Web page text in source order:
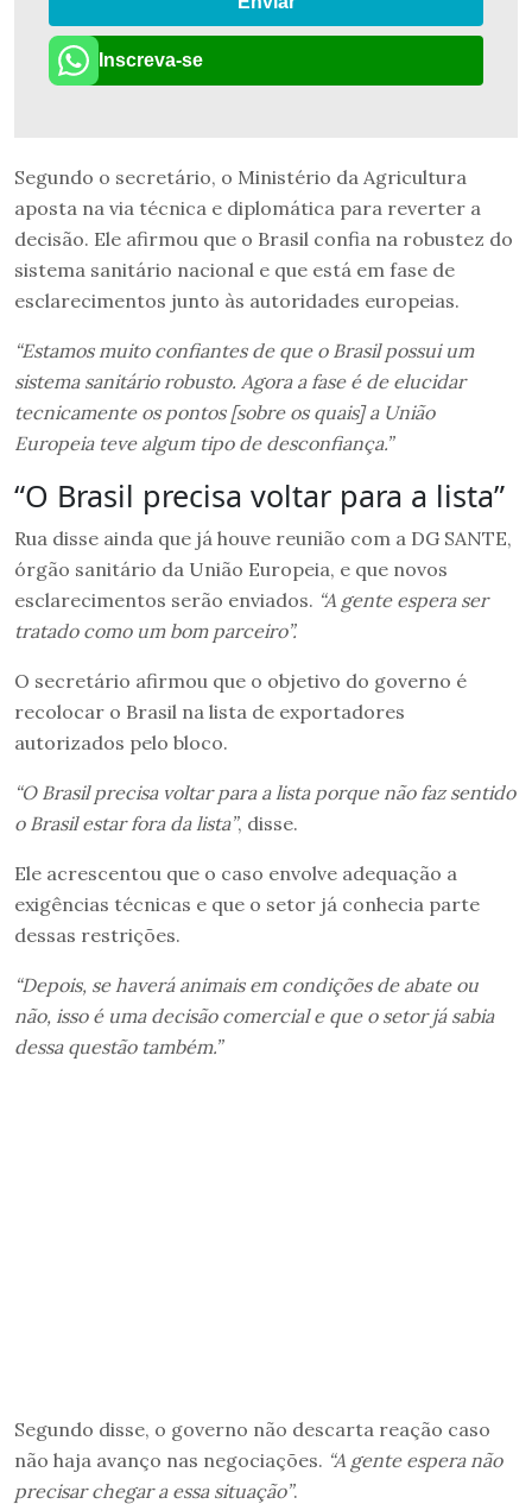
Inscreva-se
Segundo o secretário, o Ministério da Agricultura
aposta na via técnica e diplomática para reverter a
decisão. Ele afirmou que o Brasil confia na robustez do
sistema sanitário nacional e que está em fase de
esclarecimentos junto às autoridades europeias.
“Estamos muito confiantes de que o Brasil possui um
sistema sanitário robusto. Agora a fase é de elucidar
tecnicamente os pontos [sobre os quais] a União
Europeia teve algum tipo de desconfiança.”
“O Brasil precisa voltar para a lista”
Rua disse ainda que já houve reunião com a DG SANTE,
órgão sanitário da União Europeia, e que novos
esclarecimentos serão enviados. “A gente espera ser
tratado como um bom parceiro”.
O secretário afirmou que o objetivo do governo é
recolocar o Brasil na lista de exportadores
autorizados pelo bloco.
“O Brasil precisa voltar para a lista porque não faz sentido
o Brasil estar fora da lista”, disse.
Ele acrescentou que o caso envolve adequação a
exigências técnicas e que o setor já conhecia parte
dessas restrições.
“Depois, se haverá animais em condições de abate ou
não, isso é uma decisão comercial e que o setor já sabia
dessa questão também.”
Segundo disse, o governo não descarta reação caso
não haja avanço nas negociações. “A gente espera não
precisar chegar a essa situação”.